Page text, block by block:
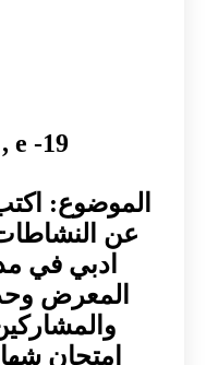
19- f , b , d , c , a , e
الموضوع:
عن
ادبي في
المعرض
امتحان